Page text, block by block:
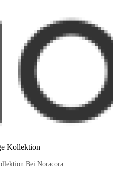
Kollektion
Bei Noracora